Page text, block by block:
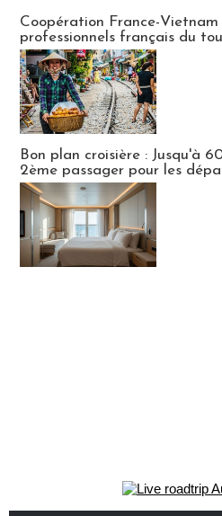
Coopération France-
professionnels français du
Bon plan croisière : Jusqu'à
2ème passager pour les